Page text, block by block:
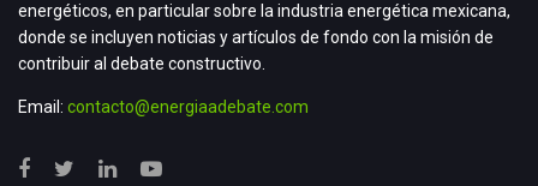
energéticos, en particular sobre la industria energética mexicana,
donde se incluyen noticias y artículos de fondo con la misión de
contribuir al debate constructivo.
Email: contacto@energiaadebate.com